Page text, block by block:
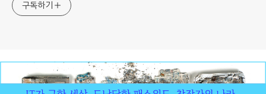
구독하기